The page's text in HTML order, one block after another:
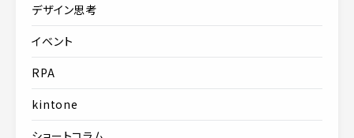
デザイン思考
イベント
RPA
kintone